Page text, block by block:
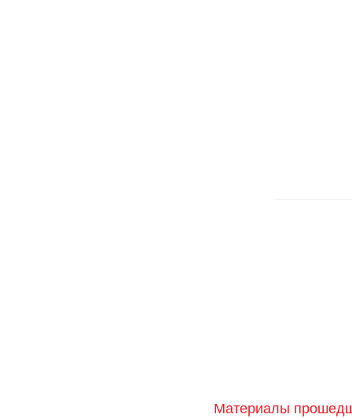
Материалы